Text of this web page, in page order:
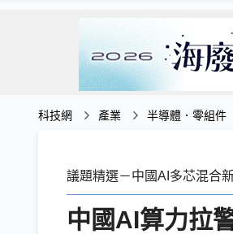
科技網 產業 半導體．零組件
議題精選－中國AI多芯混合
中國AI算力拉